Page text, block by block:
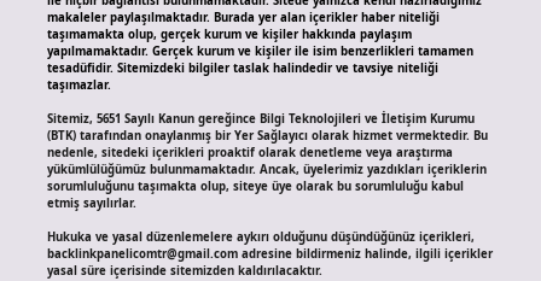
makaleler paylaşılmaktadır. Burada yer alan içerikler haber niteliği
taşımamakta olup, gerçek kurum ve kişiler hakkında paylaşım
yapılmamaktadır. Gerçek kurum ve kişiler ile isim benzerlikleri tamamen
tesadüfidir. Sitemizdeki bilgiler taslak halindedir ve tavsiye niteliği
taşımazlar.
Sitemiz, 5651 Sayılı Kanun gereğince Bilgi Teknolojileri ve İletişim Kurumu
(BTK) tarafından onaylanmış bir Yer Sağlayıcı olarak hizmet vermektedir. Bu
nedenle, sitedeki içerikleri proaktif olarak denetleme veya araştırma
yükümlülüğümüz bulunmamaktadır. Ancak, üyelerimiz yazdıkları içeriklerin
sorumluluğunu taşımakta olup, siteye üye olarak bu sorumluluğu kabul
etmiş sayılırlar.
Hukuka ve yasal düzenlemelere aykırı olduğunu düşündüğünüz içerikleri,
backlinkpanelicomtr@gmail.comadresine bildirmeniz halinde, ilgili içerikler
yasal süre içerisinde sitemizden kaldırılacaktır.